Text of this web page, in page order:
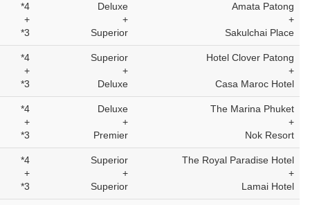
Amata Patong
+
Sakulchai Place
Deluxe
+
Superior
4*
+
3*
Hotel Clover Patong
+
Casa Maroc Hotel
Superior
+
Deluxe
4*
+
3*
The Marina Phuket
+
Nok Resort
Deluxe
+
Premier
4*
+
3*
The Royal Paradise Hotel
+
Lamai Hotel
Superior
+
Superior
4*
+
3*